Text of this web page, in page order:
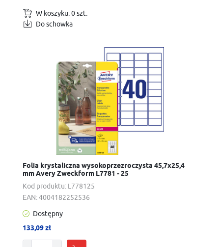
W koszyku:0szt.
Do schowka
Kod produktu: L778125
Folia krystaliczna wysokoprzezroczysta 45,7x25,4
mm Avery Zweckform L7781 - 25
EAN:4004182252536
Dostępny
133,09 zł